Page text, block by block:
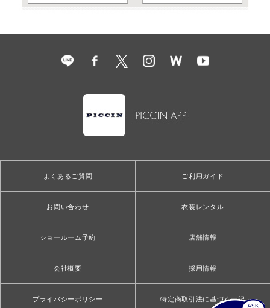
よくあるご質問 ご利用ガイド
お問い合わせ 衣装レンタル
ショールーム予約 店舗情報
会社概要 採用情報
プライバシーポリシー 特定商取引法に基づく表記